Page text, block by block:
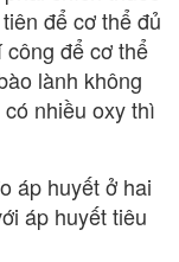
để cơ thể đủ
để cơ thể
lành không
nhiều oxy thì
áp huyết ở hai
áp huyết tiêu